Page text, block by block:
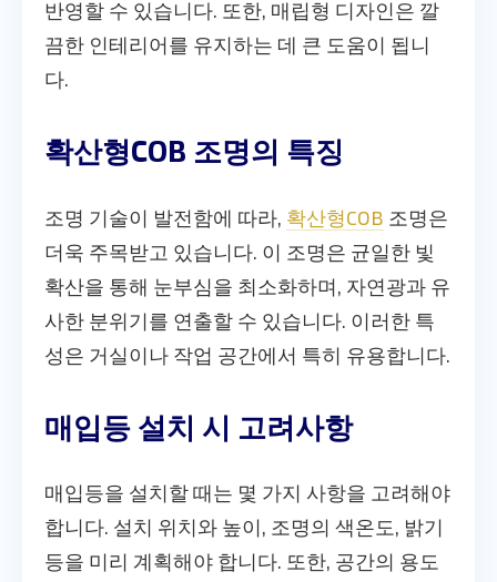
반영할 수 있습니다. 또한, 매립형 디자인은 깔
끔한 인테리어를 유지하는 데 큰 도움이 됩니
다.
확산형COB 조명의 특징
조명 기술이 발전함에 따라, 확산형COB 조명은
더욱 주목받고 있습니다. 이 조명은 균일한 빛
확산을 통해 눈부심을 최소화하며, 자연광과 유
사한 분위기를 연출할 수 있습니다. 이러한 특
성은 거실이나 작업 공간에서 특히 유용합니다.
매입등 설치 시 고려사항
매입등을 설치할 때는 몇 가지 사항을 고려해야
합니다. 설치 위치와 높이, 조명의 색온도, 밝기
등을 미리 계획해야 합니다. 또한, 공간의 용도